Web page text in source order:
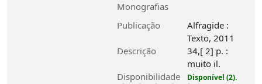
Monografias
Publicação
Alfragide :
Texto, 2011
Descrição
34,[ 2] p. :
muito il.
Disponibilidade
Disponível (2).